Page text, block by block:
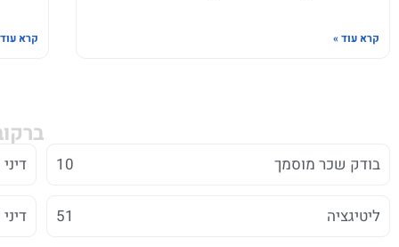
קרא עוד » קרא
בודק שכר מוסמך 10
ליטיגציה 51